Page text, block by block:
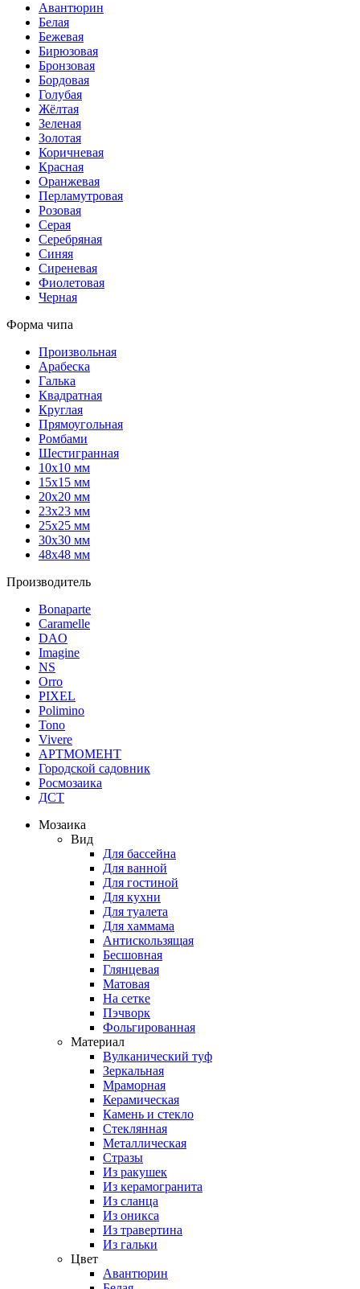
Авантюрин
Белая
Бежевая
Бирюзовая
Бронзовая
Бордовая
Голубая
Жёлтая
Зеленая
Золотая
Коричневая
Красная
Оранжевая
Перламутровая
Розовая
Серая
Серебряная
Синяя
Сиреневая
Фиолетовая
Черная
Форма чипа
Произвольная
Арабеска
Галька
Квадратная
Круглая
Прямоугольная
Ромбами
Шестигранная
10х10 мм
15х15 мм
20х20 мм
23х23 мм
25х25 мм
30х30 мм
48х48 мм
Производитель
Bonaparte
Caramelle
DAO
Imagine
NS
Orro
PIXEL
Polimino
Tono
Vivere
АРТМОМЕНТ
Городской садовник
Росмозаика
ДСТ
Мозаика
Вид
Для бассейна
Для ванной
Для гостиной
Для кухни
Для туалета
Для хаммама
Антискользящая
Бесшовная
Глянцевая
Матовая
На сетке
Пэчворк
Фольгированная
Материал
Вулканический туф
Зеркальная
Мраморная
Керамическая
Камень и стекло
Стеклянная
Металлическая
Стразы
Из ракушек
Из керамогранита
Из сланца
Из оникса
Из травертина
Из гальки
Цвет
Авантюрин